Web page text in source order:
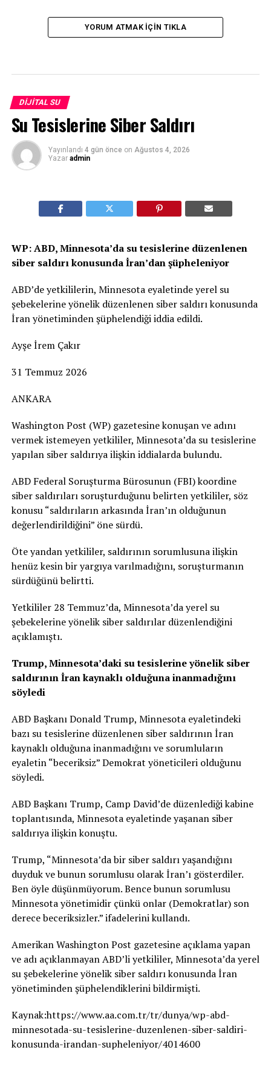
YORUM ATMAK IÇIN TIKLA
DIJITAL SU
Su Tesislerine Siber Saldırı
Yayınlandı 4 gün önce on Ağustos 4, 2026
Yazar admin
WP: ABD, Minnesota’da su tesislerine düzenlenen
siber saldırı konusunda İran’dan şüpheleniyor
ABD’de yetkililerin, Minnesota eyaletinde yerel su
şebekelerine yönelik düzenlenen siber saldırı konusunda
İran yönetiminden şüphelendiği iddia edildi.
Ayşe İrem Çakır
31 Temmuz 2026
ANKARA
Washington Post (WP) gazetesine konuşan ve adını
vermek istemeyen yetkililer, Minnesota’da su tesislerine
yapılan siber saldırıya ilişkin iddialarda bulundu.
ABD Federal Soruşturma Bürosunun (FBI) koordine
siber saldırıları soruşturduğunu belirten yetkililer, söz
konusu “saldırıların arkasında İran’ın olduğunun
değerlendirildiğini” öne sürdü.
Öte yandan yetkililer, saldırının sorumlusuna ilişkin
henüz kesin bir yargıya varılmadığını, soruşturmanın
sürdüğünü belirtti.
Yetkililer 28 Temmuz’da, Minnesota’da yerel su
şebekelerine yönelik siber saldırılar düzenlendiğini
açıklamıştı.
Trump, Minnesota’daki su tesislerine yönelik siber
saldırının İran kaynaklı olduğuna inanmadığını
söyledi
ABD Başkanı Donald Trump, Minnesota eyaletindeki
bazı su tesislerine düzenlenen siber saldırının İran
kaynaklı olduğuna inanmadığını ve sorumluların
eyaletin “beceriksiz” Demokrat yöneticileri olduğunu
söyledi.
ABD Başkanı Trump, Camp David’de düzenlediği kabine
toplantısında, Minnesota eyaletinde yaşanan siber
saldırıya ilişkin konuştu.
Trump, “Minnesota’da bir siber saldırı yaşandığını
duyduk ve bunun sorumlusu olarak İran’ı gösterdiler.
Ben öyle düşünmüyorum. Bence bunun sorumlusu
Minnesota yönetimidir çünkü onlar (Demokratlar) son
derece beceriksizler.” ifadelerini kullandı.
Amerikan Washington Post gazetesine açıklama yapan
ve adı açıklanmayan ABD’li yetkililer, Minnesota’da yerel
su şebekelerine yönelik siber saldırı konusunda İran
yönetiminden şüphelendiklerini bildirmişti.
Kaynak:https://www.aa.com.tr/tr/dunya/wp-abd-
minnesotada-su-tesislerine-duzenlenen-siber-saldiri-
konusunda-irandan-supheleniyor/4014600